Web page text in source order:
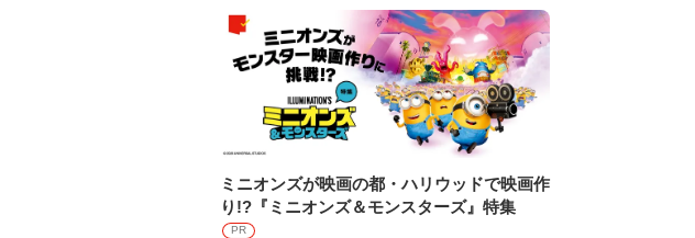
ミニオンズが映画の都・ハリウッドで映画作
り!?『ミニオンズ＆モンスターズ』特集
PR